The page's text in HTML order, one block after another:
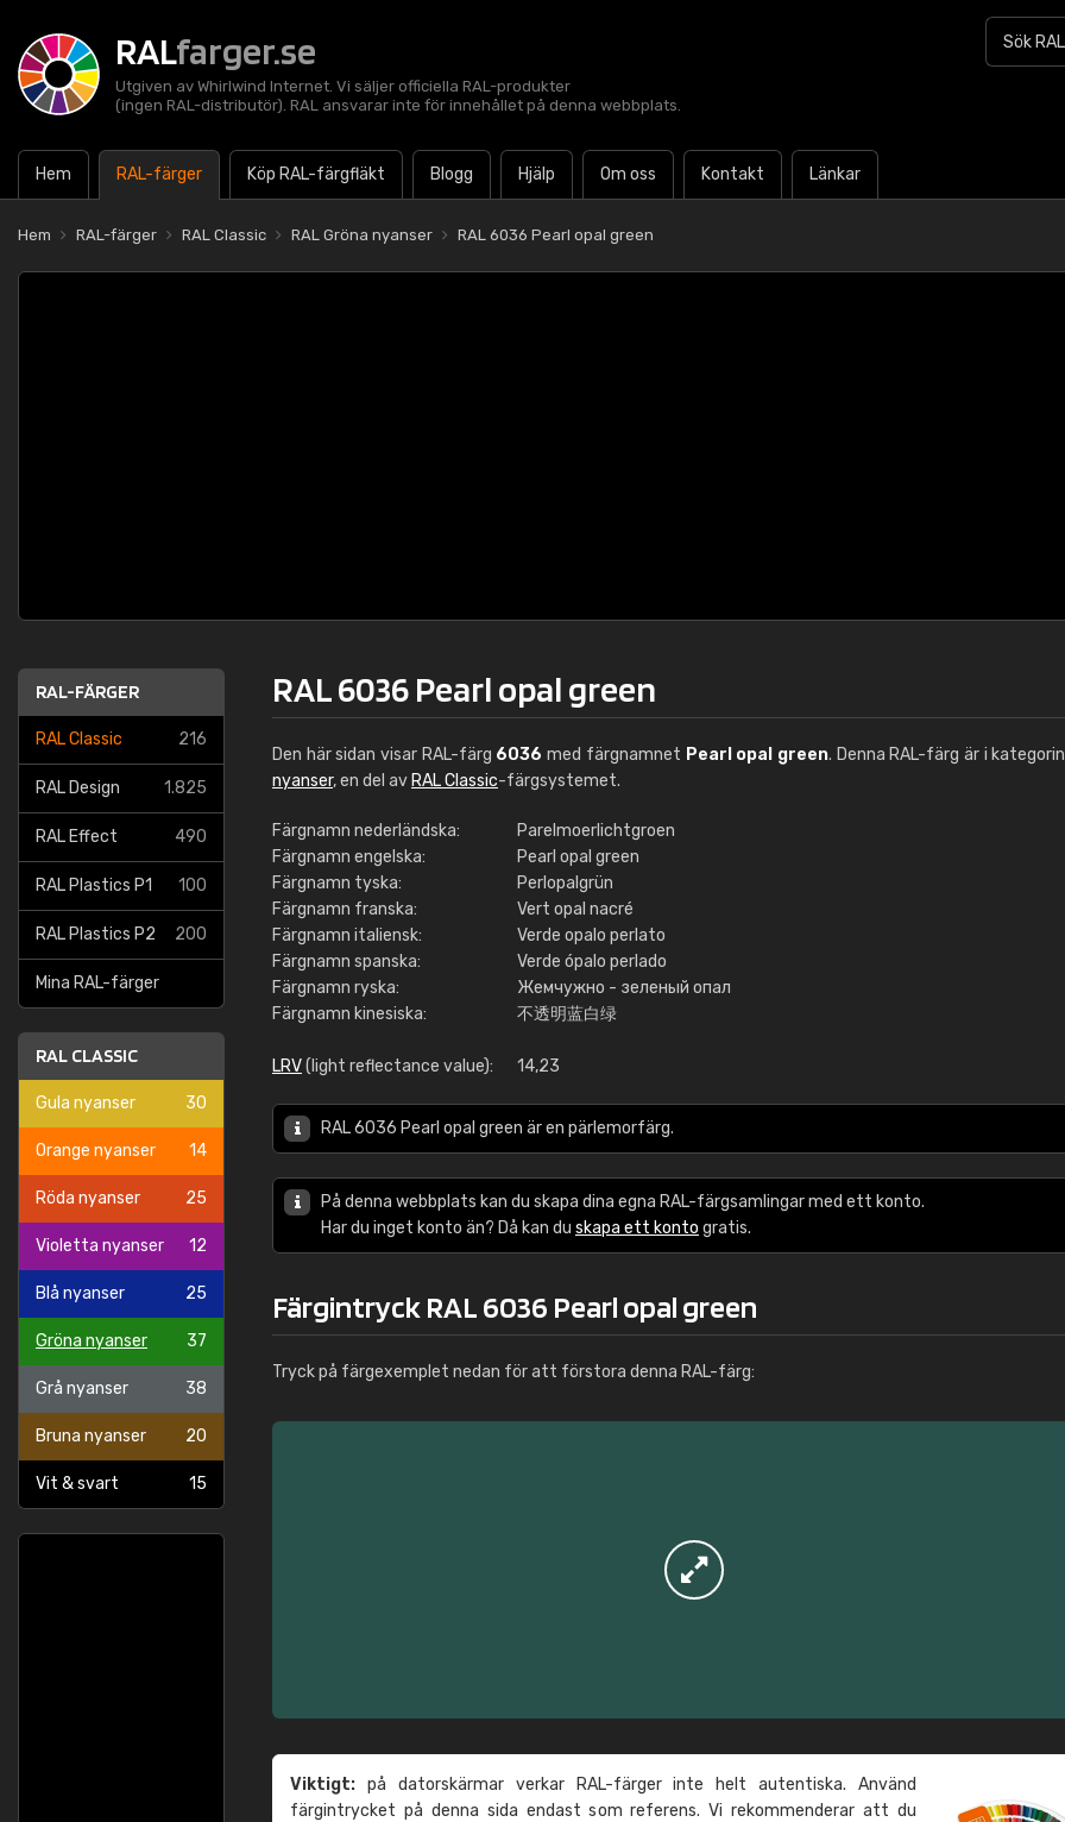
RALfarger.se
Utgiven av Whirlwind Internet. Vi säljer officiella RAL-produkter
(ingen RAL-distributör). RAL ansvarar inte för innehållet på denna webbplats.
Hem RAL-färger Köp RAL-färgfläkt Blogg Hjälp Om oss Kontakt Länkar
Hem RAL-färger RAL Classic RAL Gröna nyanser RAL 6036 Pearl opal green
RAL-FÄRGER
RAL Classic 216
RAL Design 1.825
RAL Effect 490
RAL Plastics P1 100
RAL Plastics P2 200
Mina RAL-färger
RAL CLASSIC
Gula nyanser 30
Orange nyanser 14
Röda nyanser 25
Violetta nyanser 12
Blå nyanser 25
Gröna nyanser 37
Grå nyanser 38
Bruna nyanser 20
Vit & svart 15
RAL 6036 Pearl opal green
Den här sidan visar RAL-färg 6036 med färgnamnet Pearl opal green. Denna RAL-färg är i kategorin
nyanser, en del av RAL Classic-färgsystemet.
Färgnamn nederländska:
Parelmoerlichtgroen
Färgnamn engelska:
Pearl opal green
Färgnamn tyska:
Perlopalgrün
Färgnamn franska:
Vert opal nacré
Färgnamn italiensk:
Verde opalo perlato
Färgnamn spanska:
Verde ópalo perlado
Färgnamn ryska:
Жемчужно - зеленый опал
Färgnamn kinesiska:
不透明蓝白绿
LRV(light reflectance value): 14,23
RAL 6036 Pearl opal green är en pärlemorfärg.
På denna webbplats kan du skapa dina egna RAL-färgsamlingar med ett konto.
Har du inget konto än? Då kan du skapa ett konto gratis.
Färgintryck RAL 6036 Pearl opal green
Tryck på färgexemplet nedan för att förstora denna RAL-färg:
Viktigt: på datorskärmar verkar RAL-färger inte helt autentiska. Använd
färgintrycket på denna sida endast som referens. Vi rekommenderar att du